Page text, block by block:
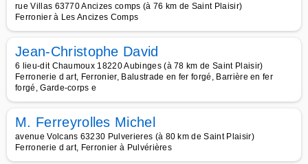
rue Villas 63770 Ancizes comps (à 76 km de Saint Plaisir)
Ferronier à Les Ancizes Comps
Jean-Christophe David
6 lieu-dit Chaumoux 18220 Aubinges (à 78 km de Saint Plaisir)
Ferronerie d art, Ferronier, Balustrade en fer forgé, Barrière en fer
forgé, Garde-corps e
M. Ferreyrolles Michel
avenue Volcans 63230 Pulverieres (à 80 km de Saint Plaisir)
Ferronerie d art, Ferronier à Pulvérières